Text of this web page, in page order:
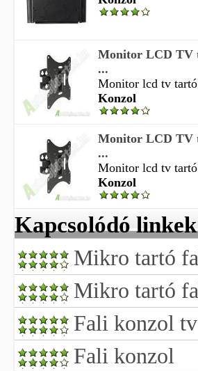
Monitor LCD TV
...
Monitor lcd tv
Konzol
Monitor LCD TV
...
Monitor lcd tv
Konzol
Kapcsolódó linkek
Mikro tartó
Mikro tartó
Fali konzol
Fali konzol